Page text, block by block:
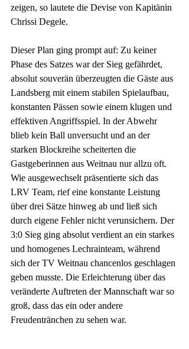
zeigen, so lautete die Devise von Kapitänin
Chrissi Degele.
Dieser Plan ging prompt auf: Zu keiner
Phase des Satzes war der Sieg gefährdet,
absolut souverän überzeugten die Gäste aus
Landsberg mit einem stabilen Spielaufbau,
konstanten Pässen sowie einem klugen und
effektiven Angriffsspiel. In der Abwehr
blieb kein Ball unversucht und an der
starken Blockreihe scheiterten die
Gastgeberinnen aus Weitnau nur allzu oft.
Wie ausgewechselt präsentierte sich das
LRV Team, rief eine konstante Leistung
über drei Sätze hinweg ab und ließ sich
durch eigene Fehler nicht verunsichern. Der
3:0 Sieg ging absolut verdient an ein starkes
und homogenes Lechrainteam, während
sich der TV Weitnau chancenlos geschlagen
geben musste. Die Erleichterung über das
veränderte Auftreten der Mannschaft war so
groß, dass das ein oder andere
Freudentränchen zu sehen war.